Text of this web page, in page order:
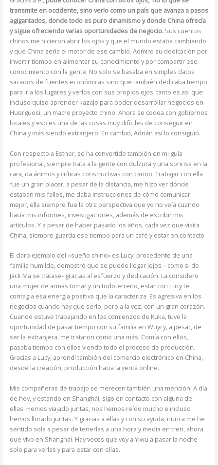
transmite en occidente, sino verlo como un país que avanza a pasos
agigantados, donde todo es puro dinamismo y donde China ofrecía
y sigue ofreciendo varias oportunidades de negocio.Sus cuentos
chinos me hicieron abrir los ojos y que el mundo estaba cambiando
y que China sería el motor de ese cambio. Admiro su dedicación por
invertir tiempo en alimentar su conocimiento y por compartir ese
conocimiento con la gente. No solo se basaba en simples datos
sacados de fuentes económicas sino que también dedicaba tiempo
para ir a los lugares y verlos con sus propios ojos, tanto es así que
incluso quiso aprender kazajo para poder desarrollar negocios en
Huerguosi, un macro proyecto chino. Ahora se codea con gobiernos
locales y eso es una de las cosas muy difíciles de conseguir en
China y más siendo extranjero. En cambio, Adrián así lo consiguió.
Con respecto a Esther, se ha convertido también en mi guía
profesional, siempre trata a la gente con dulzura y una sonrisa en la
cara, da ánimos y críticas constructivas con cariño. Trabajar con ella
fue un gran placer, a pesar de la distancia, me hizo ver dónde
estaban mis fallos, me daba instrucciones de cómo comunicar
mejor, ella siempre fue la otra perspectiva que yo no veía cuando
hacía mis informes, investigaciones, además de escribir mis
artículos. Y a pesar de haber pasado los años, cada vez que visita
China, siempre guarda ese tiempo para un café y estar en contacto.
El claro ejemplo del «sueño chino» es Lucy, procedente de una
familia humilde, demostró que se puede llegar lejos – como si de
Jack Ma se tratase- gracias al esfuerzo y dedicación. La considero
una mujer de armas tomar y un todoterreno, estar con Lucy te
contagia esa energía positiva que la caracteriza. Es agresiva en los
negocios cuando hay que serlo, pero a la vez, con un gran corazón.
Cuando estuve trabajando en los comienzos de Kuka, tuve la
oportunidad de pasar tiempo con su familia en Wuyi y, a pesar, de
ser la extranjera, me trataron como una más. Comía con ellos,
pasaba tiempo con ellos viendo todo el proceso de producción.
Gracias a Lucy, aprendí también del comercio electrónico en China,
desde la creación, producción hacia la venta online.
Mis compañeras de trabajo se merecen también una mención. A día
de hoy, y estando en Shanghái, sigo en contacto con alguna de
ellas. Hemos viajado juntas, nos hemos reído mucho e incluso
hemos llorado juntas. Y gracias a ellas y con su ayuda, nunca me he
sentido sola a pesar de tenerlas a una hora y media en tren, ahora
que vivo en Shanghái. Hay veces que voy a Yiwu a pasar la noche
solo para verlas y para estar con ellas.